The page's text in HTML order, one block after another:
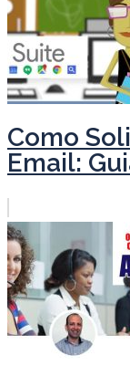
Como
Email: